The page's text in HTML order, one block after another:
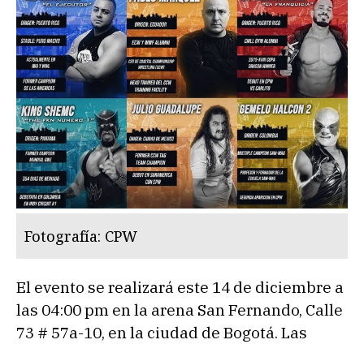
Fotografía: CPW
El evento se realizará este 14 de diciembre a
las 04:00 pm en la arena San Fernando, Calle
73 # 57a-10, en la ciudad de Bogotá. Las